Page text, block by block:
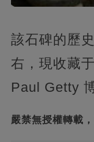
該石碑的歷
右，現收藏
Paul Getty
嚴禁無授權轉載